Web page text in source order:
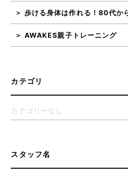
歩ける身体は作れる！80代か
AWAKES親子トレーニング
カテゴリ
カテゴリーなし
スタッフ名